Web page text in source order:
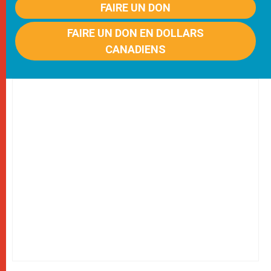
FAIRE UN DON
FAIRE UN DON EN DOLLARS
CANADIENS